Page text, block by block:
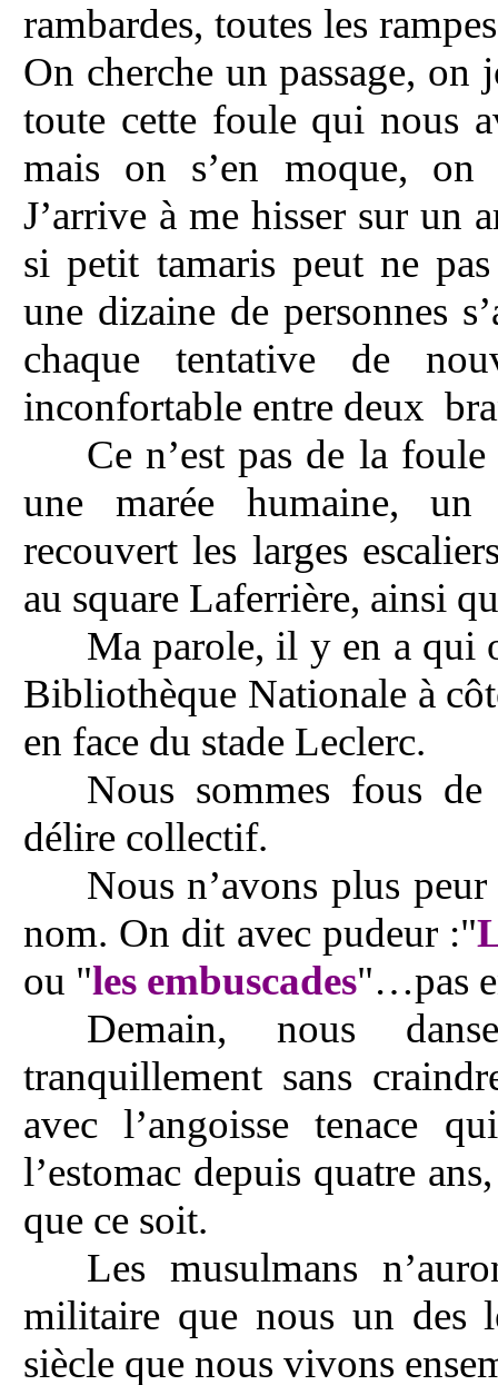
rambardes, toutes les
On cherche un passage, on
toute cette foule qui nous
mais on s’en moque, on
J’arrive à me hisser sur un
si petit tamaris peut ne
une dizaine de personnes
chaque tentative de
inconfortable entre deux
Ce n’est pas de la
une marée humaine, un
recouvert les larges
au square Laferrière, ainsi
Ma parole, il y en a qui
Bibliothèque Nationale à
en face du stade Leclerc.
Nous sommes fous
délire collectif.
Nous n’avons plus
nom. On dit avec pudeur :"
ou "les embuscades"…pas
Demain, nous
tranquillement sans
avec l’angoisse tenace
l’estomac depuis quatre
que ce soit.
Les musulmans
militaire que nous un des
siècle que nous vivons